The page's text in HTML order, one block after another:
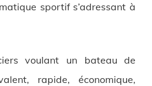
sportif s’adressant à
voulant un bateau de
rapide, économique,